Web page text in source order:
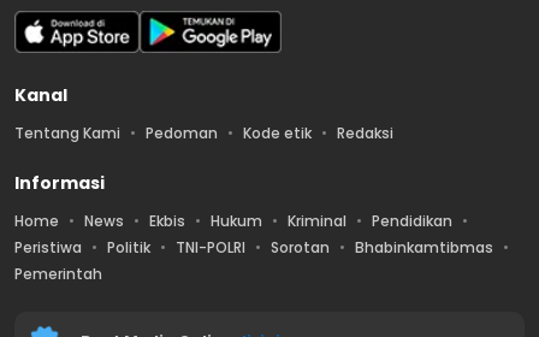
Kanal
Tentang Kami Pedoman Kode etik Redaksi
Informasi
Home News Ekbis Hukum Kriminal
Pendidikan
Peristiwa
Politik TNI-POLRI Sorotan
Bhabinkamtibmas
Pemerintah